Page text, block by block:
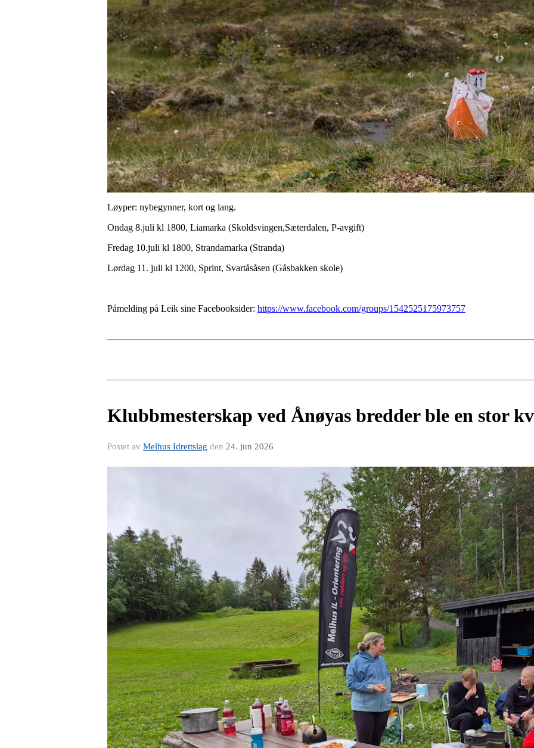
Løyper: nybegynner, kort og lang.
Ondag 8.juli kl 1800, Liamarka (Skoldsvingen,Sæterdalen, P-avgift)
Fredag 10.juli kl 1800, Strandamarka (Stranda)
Lørdag 11. juli kl 1200, Sprint, Svartåsåsen (Gåsbakken skole)
Påmelding på Leik sine Facebooksider: https://www.facebook.com/groups/1542525175973757
Klubbmesterskap ved Ånøyas bredder ble en stor
Postet av Melhus Idrettslag den 24. jun 2026